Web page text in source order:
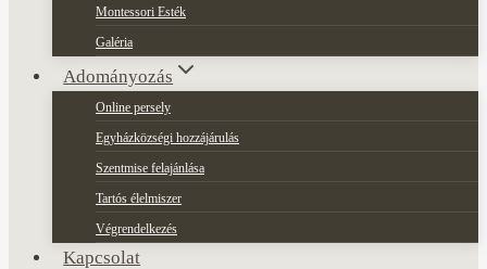
Montessori Esték
Galéria
Adományozás
Online persely
Egyházközségi hozzájárulás
Szentmise felajánlása
Tartós élelmiszer
Végrendelkezés
Kapcsolat